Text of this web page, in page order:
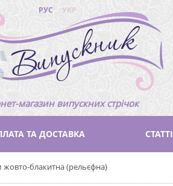
РУС УКР
магазин випускних стрічок
ТА ДОСТАВКА СТАТТІ
жовто-блакитна (рельєфна)